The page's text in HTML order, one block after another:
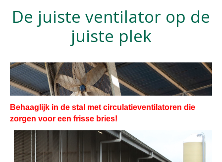
De juiste ventilator op de
juiste plek
Behaaglijk in de stal met circulatieventilatoren die
zorgen voor een frisse bries!